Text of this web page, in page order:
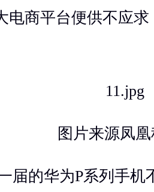
电商平台便供不应
图片来源凤
届的华为P系列手机